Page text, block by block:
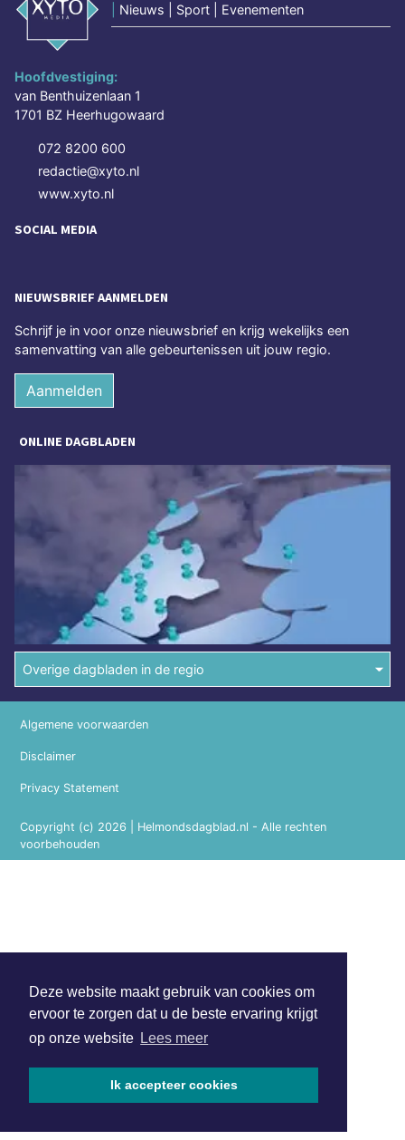
Deze website maakt gebruik van cookies om
ervoor te zorgen dat u de beste ervaring krijgt
op onze website Lees meer
Ik accepteer cookies
Nieuws | Sport | Evenementen
Hoofdvestiging:
van Benthuizenlaan 1
1701 BZ Heerhugowaard
072 8200 600
redactie@xyto.nl
www.xyto.nl
SOCIAL MEDIA
NIEUWSBRIEF AANMELDEN
Schrijf je in voor onze nieuwsbrief en krijg wekelijks een
samenvatting van alle gebeurtenissen uit jouw regio.
Aanmelden
ONLINE DAGBLADEN
Overige dagbladen in de regio
Copyright (c) 2026 | Helmondsdagblad.nl - Alle rechten
voorbehouden
Algemene voorwaarden
Disclaimer
Privacy Statement